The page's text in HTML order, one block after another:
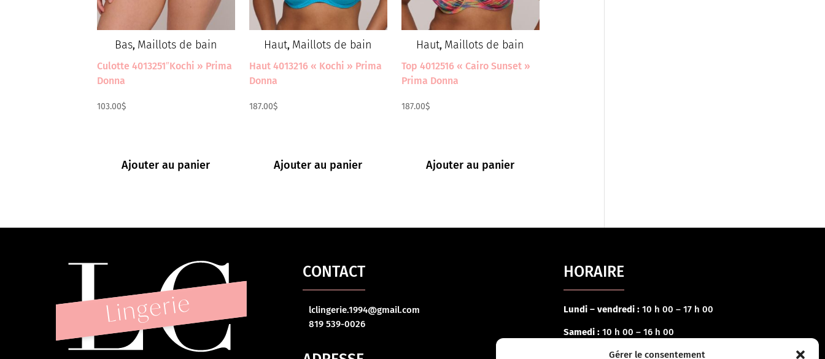
Gérer le consentement
Bas, Maillots de bain
Culotte 4013251″Kochi » Prima
Donna
103.00$
Ajouter au panier
Haut, Maillots de bain
Haut 4013216 « Kochi » Prima
Donna
187.00$
Ajouter au panier
Haut, Maillots de bain
Top 4012516 « Cairo Sunset »
Prima Donna
187.00$
Ajouter au panier
CONTACT
lclingerie.1994@gmail.com
819 539-0026
HORAIRE
Lundi – vendredi : 10 h 00 – 17 h 00
Samedi : 10 h 00 – 16 h 00
Dimanche :Fermé